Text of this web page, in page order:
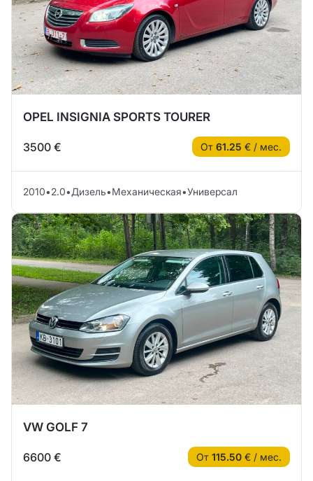
OPEL INSIGNIA SPORTS TOURER
3500 € От 61.25 € / мес.
2010•2.0•Дизель•Механическая•Универсал
VW GOLF 7
6600 € От 115.50 € / мес.